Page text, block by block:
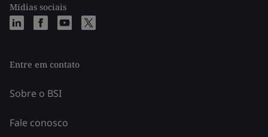
Mídias sociais
Entre em contato
Sobre o BSI
Fale conosco